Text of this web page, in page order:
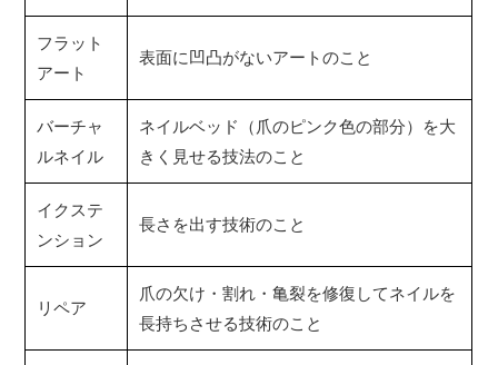
フラット
アート
表面に凹凸がないアートのこと
バーチャ
ルネイル
ネイルベッド（爪のピンク色の部分）を大
きく見せる技法のこと
イクステ
ンション
長さを出す技術のこと
リペア
爪の欠け・割れ・亀裂を修復してネイルを
長持ちさせる技術のこと